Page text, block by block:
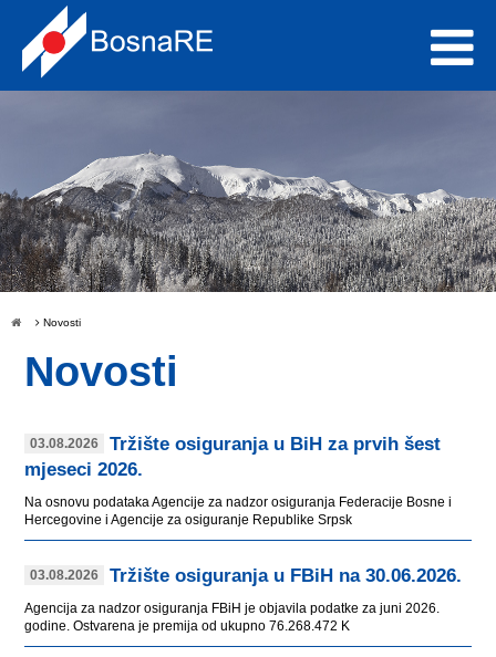
Novosti
Novosti
03.08.2026
Tržište osiguranja u BiH za prvih šest
mjeseci 2026.
Na osnovu podataka Agencije za nadzor osiguranja Federacije Bosne i
Hercegovine i Agencije za osiguranje Republike Srpsk
03.08.2026 Tržište osiguranja u FBiH na 30.06.2026.
Agencija za nadzor osiguranja FBiH je objavila podatke za juni 2026.
godine. Ostvarena je premija od ukupno 76.268.472 K